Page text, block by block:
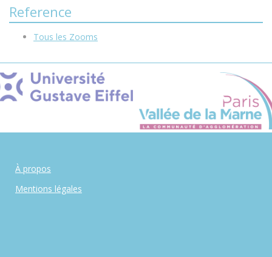
Reference
Tous les Zooms
À propos
Mentions légales